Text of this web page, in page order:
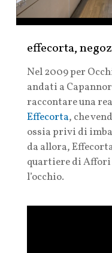
effecorta,
Nel 2009 per
andati a
raccontare una
Effecorta, che
ossia privi di
da allora,
quartiere di Affori
l’occhio.